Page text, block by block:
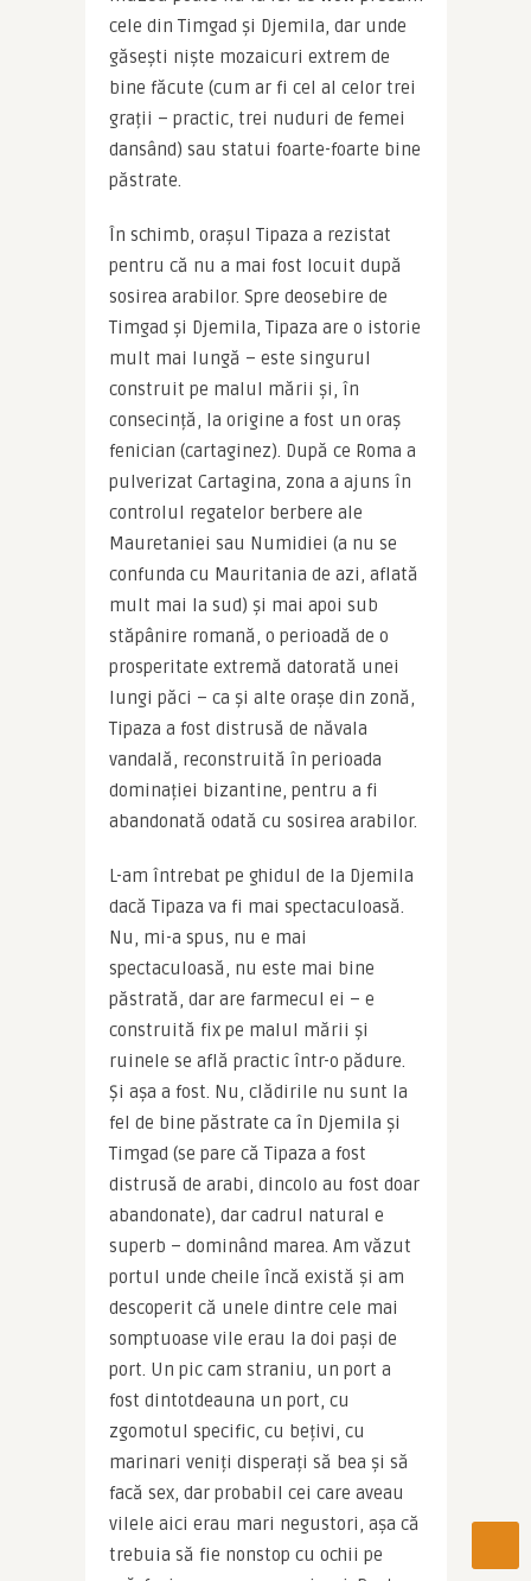
cele din Timgad și Djemila, dar unde
găsești niște mozaicuri extrem de
bine făcute (cum ar fi cel al celor trei
grații – practic, trei nuduri de femei
dansând) sau statui foarte-foarte bine
păstrate.
În schimb, orașul Tipaza a rezistat
pentru că nu a mai fost locuit după
sosirea arabilor. Spre deosebire de
Timgad și Djemila, Tipaza are o istorie
mult mai lungă – este singurul
construit pe malul mării și, în
consecință, la origine a fost un oraș
fenician (cartaginez). După ce Roma a
pulverizat Cartagina, zona a ajuns în
controlul regatelor berbere ale
Mauretaniei sau Numidiei (a nu se
confunda cu Mauritania de azi, aflată
mult mai la sud) și mai apoi sub
stăpânire romană, o perioadă de o
prosperitate extremă datorată unei
lungi păci – ca și alte orașe din zonă,
Tipaza a fost distrusă de năvala
vandală, reconstruită în perioada
dominației bizantine, pentru a fi
abandonată odată cu sosirea arabilor.
L-am întrebat pe ghidul de la Djemila
dacă Tipaza va fi mai spectaculoasă.
Nu, mi-a spus, nu e mai
spectaculoasă, nu este mai bine
păstrată, dar are farmecul ei – e
construită fix pe malul mării și
ruinele se află practic într-o pădure.
Și așa a fost. Nu, clădirile nu sunt la
fel de bine păstrate ca în Djemila și
Timgad (se pare că Tipaza a fost
distrusă de arabi, dincolo au fost doar
abandonate), dar cadrul natural e
superb – dominând marea. Am văzut
portul unde cheile încă există și am
descoperit că unele dintre cele mai
somptuoase vile erau la doi pași de
port. Un pic cam straniu, un port a
fost dintotdeauna un port, cu
zgomotul specific, cu bețivi, cu
marinari veniți disperați să bea și să
facă sex, dar probabil cei care aveau
vilele aici erau mari negustori, așa că
trebuia să fie nonstop cu ochii pe